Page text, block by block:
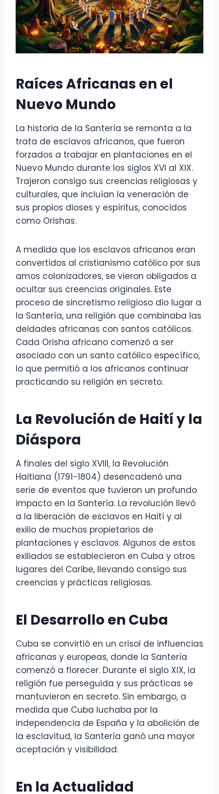
Raíces Africanas en el
Nuevo Mundo
La historia de la Santería se remonta a la
trata de esclavos africanos, que fueron
forzados a trabajar en plantaciones en el
Nuevo Mundo durante los siglos XVI al XIX.
Trajeron consigo sus creencias religiosas y
culturales, que incluían la veneración de
sus propios dioses y espíritus, conocidos
como Orishas.
A medida que los esclavos africanos eran
convertidos al cristianismo católico por sus
amos colonizadores, se vieron obligados a
ocultar sus creencias originales. Este
proceso de sincretismo religioso dio lugar a
la Santería, una religión que combinaba las
deidades africanas con santos católicos.
Cada Orisha africano comenzó a ser
asociado con un santo católico específico,
lo que permitió a los africanos continuar
practicando su religión en secreto.
La Revolución de Haití y la
Diáspora
A finales del siglo XVIII, la Revolución
Haitiana (1791-1804) desencadenó una
serie de eventos que tuvieron un profundo
impacto en la Santería. La revolución llevó
a la liberación de esclavos en Haití y al
exilio de muchos propietarios de
plantaciones y esclavos. Algunos de estos
exiliados se establecieron en Cuba y otros
lugares del Caribe, llevando consigo sus
creencias y prácticas religiosas.
El Desarrollo en Cuba
Cuba se convirtió en un crisol de influencias
africanas y europeas, donde la Santería
comenzó a florecer. Durante el siglo XIX, la
religión fue perseguida y sus prácticas se
mantuvieron en secreto. Sin embargo, a
medida que Cuba luchaba por la
independencia de España y la abolición de
la esclavitud, la Santería ganó una mayor
aceptación y visibilidad.
En la Actualidad